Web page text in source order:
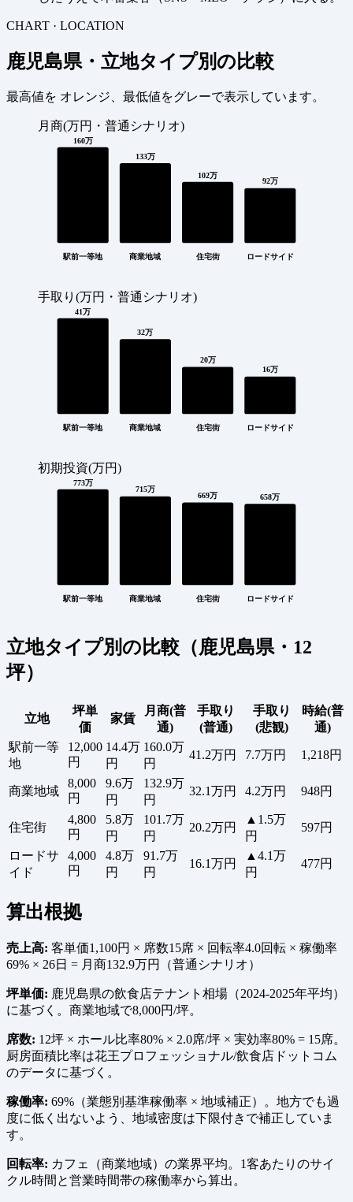
CHART · LOCATION
鹿児島県・立地タイプ別の比較
最高値を オレンジ、最低値をグレーで表示しています。
月商(万円・普通シナリオ)
160万
駅前一等地
133万
商業地域
102万
住宅街
92万
ロードサイド
手取り(万円・普通シナリオ)
41万
駅前一等地
32万
商業地域
20万
住宅街
16万
ロードサイド
初期投資(万円)
773万
駅前一等地
715万
商業地域
669万
住宅街
658万
ロードサイド
立地タイプ別の比較（鹿児島県・12
坪）
立地
坪単
価
家賃
月商(普
通)
手取り
(普通)
手取り
(悲観)
時給(普
通)
駅前一等
地
12,000
円
14.4万
円
160.0万
円
41.2万円 7.7万円 1,218円
商業地域
8,000
円
9.6万
円
132.9万
円
32.1万円 4.2万円 948円
住宅街
4,800
円
5.8万
円
101.7万
円
20.2万円
▲1.5万
円
597円
ロードサ
イド
4,000
円
4.8万
円
91.7万
円
16.1万円
▲4.1万
円
477円
算出根拠
売上高: 客単価1,100円 × 席数15席 × 回転率4.0回転 × 稼働率
69% × 26日 = 月商132.9万円（普通シナリオ）
坪単価: 鹿児島県の飲食店テナント相場（2024-2025年平均）
に基づく。商業地域で8,000円/坪。
席数: 12坪 × ホール比率80% × 2.0席/坪 × 実効率80% = 15席。
厨房面積比率は花王プロフェッショナル/飲食店ドットコム
のデータに基づく。
稼働率: 69%（業態別基準稼働率 × 地域補正）。地方でも過
度に低く出ないよう、地域密度は下限付きで補正していま
す。
回転率: カフェ（商業地域）の業界平均。1客あたりのサイ
クル時間と営業時間帯の稼働率から算出。